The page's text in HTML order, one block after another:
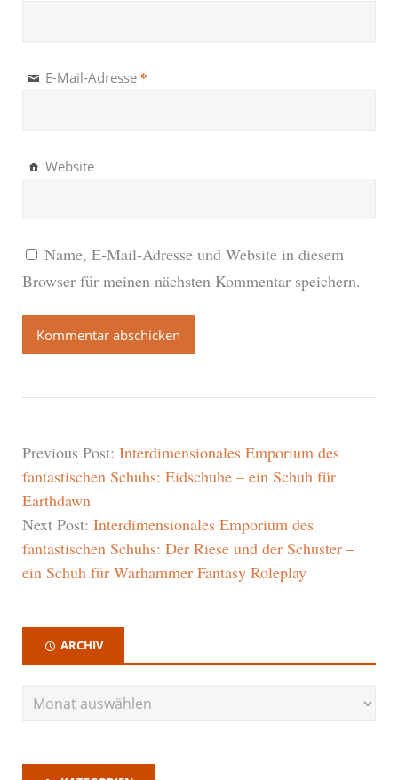
E-Mail-Adresse *
Website
Name, E-Mail-Adresse und Website in diesem
Browser für meinen nächsten Kommentar speichern.
Previous Post: Interdimensionales Emporium des
fantastischen Schuhs: Eidschuhe – ein Schuh für
Earthdawn
Next Post: Interdimensionales Emporium des
fantastischen Schuhs: Der Riese und der Schuster –
ein Schuh für Warhammer Fantasy Roleplay
ARCHIV